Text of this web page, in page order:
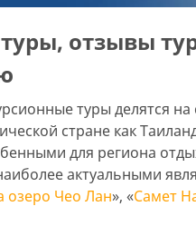
отзывы
туры делятся
стране как
для региона
актуальными
озеро Чео Лан», «Самет